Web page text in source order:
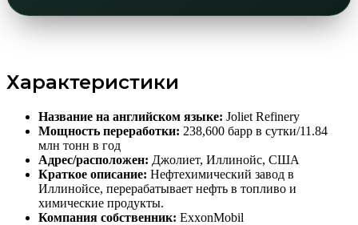
Характеристики
Название на английском языке: Joliet Refinery
Мощность переработки: 238,600 барр в сутки/11.84
млн тонн в год
Адрес/расположен: Джолиет, Иллинойс, США
Краткое описание: Нефтехимический завод в
Иллинойсе, перерабатывает нефть в топливо и
химические продукты.
Компания собственник: ExxonMobil